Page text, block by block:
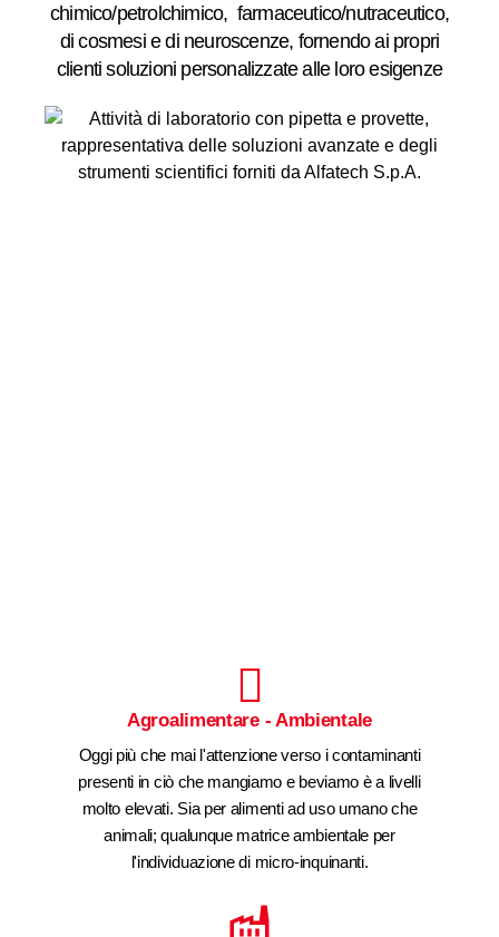
chimico/petrolchimico, farmaceutico/nutraceutico,
di cosmesi e di neuroscenze, fornendo ai propri
clienti soluzioni personalizzate alle loro esigenze
Agroalimentare - Ambientale
Oggi più che mai l'attenzione verso i contaminanti
presenti in ciò che mangiamo e beviamo è a livelli
molto elevati. Sia per alimenti ad uso umano che
animali; qualunque matrice ambientale per
l'individuazione di micro-inquinanti.